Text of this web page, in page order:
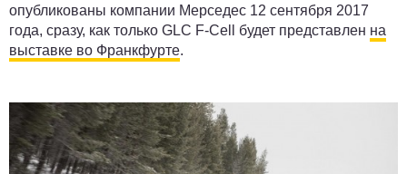
опубликованы компании Мерседес 12 сентября 2017
года, сразу, как только GLC F-Cell будет представлен на
выставке во Франкфурте.